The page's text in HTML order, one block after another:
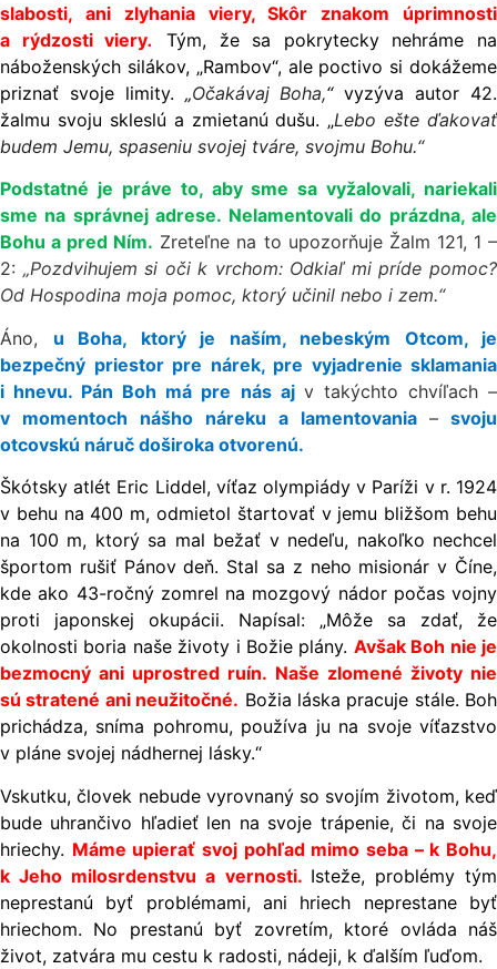
slabosti, ani zlyhania viery, Skôr znakom úprimnosti
a rýdzosti viery.
Tým, že sa pokrytecky nehráme na
náboženských silákov, „Rambov“, ale poctivo si dokážeme
priznať svoje limity. „Očakávaj Boha,“vyzýva autor 42.
žalmu svoju skleslú a zmietanú dušu. „Lebo ešte ďakovať
budem Jemu, spaseniu svojej tváre, svojmu Bohu.“
Podstatné je práve to, aby sme sa vyžalovali, nariekali
sme na správnej adrese. Nelamentovali do prázdna, ale
Bohu a pred Ním. Zreteľne na to upozorňuje Žalm 121, 1 –
2: „Pozdvihujem si oči k vrchom: Odkiaľ mi príde pomoc?
Od Hospodina moja pomoc, ktorý učinil nebo i zem.“
Áno, u Boha, ktorý je naším, nebeským Otcom, je
bezpečný priestor pre nárek, pre vyjadrenie sklamania
i hnevu. Pán Boh má pre nás aj v takýchto chvíľach –
v momentoch nášho náreku a lamentovania – svoju
otcovskú náruč doširoka otvorenú.
Škótsky atlét Eric Liddel, víťaz olympiády v Paríži v r. 1924
v behu na 400 m, odmietol štartovať v jemu bližšom behu
na 100 m, ktorý sa mal bežať v nedeľu, nakoľko nechcel
športom rušiť Pánov deň. Stal sa z neho misionár v Číne,
kde ako 43-ročný zomrel na mozgový nádor počas vojny
proti japonskej okupácii. Napísal: „Môže sa zdať, že
okolnosti boria naše životy i Božie plány. Avšak Boh nie je
bezmocný ani uprostred ruín. Naše zlomené životy nie
sú stratené ani neužitočné. Božia láska pracuje stále. Boh
prichádza, sníma pohromu, používa ju na svoje víťazstvo
v pláne svojej nádhernej lásky.“
Vskutku, človek nebude vyrovnaný so svojím životom, keď
bude uhrančivo hľadieť len na svoje trápenie, či na svoje
hriechy. Máme upierať svoj pohľad mimo seba – k Bohu,
k Jeho milosrdenstvu a vernosti. Isteže, problémy tým
neprestanú byť problémami, ani hriech neprestane byť
hriechom. No prestanú byť zovretím, ktoré ovláda náš
život, zatvára mu cestu k radosti, nádeji, k ďalším ľuďom.